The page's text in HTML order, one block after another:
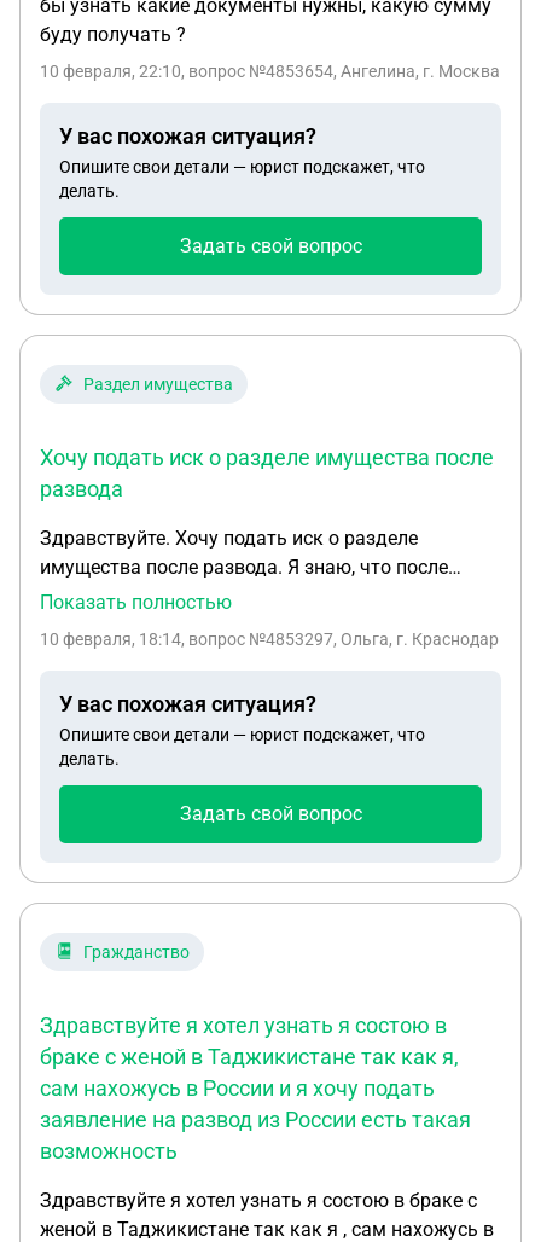
бы узнать какие документы нужны, какую сумму
буду получать ?
10 февраля, 22:10, вопрос №4853654, Ангелина, г. Москва
У вас похожая ситуация?
Опишите свои детали — юрист подскажет, что
делать.
Задать свой вопрос
Раздел имущества
Хочу подать иск о разделе имущества после
развода
Здравствуйте. Хочу подать иск о разделе
имущества после развода. Я знаю, что после
развода можно подать иск в течении 3 лет.
развод состоялся чуть более года назад. Можно
машину, которую муж продал после развода, то
есть на компенсацию суммы от продажи, к
сожалению не помню точно гос номер и дату
Показать полностью
10 февраля, 18:14, вопрос №4853297, Ольга, г. Краснодар
У вас похожая ситуация?
Опишите свои детали — юрист подскажет, что
делать.
Задать свой вопрос
Гражданство
Здравствуйте я хотел узнать я состою в
браке с женой в Таджикистане так как я,
сам нахожусь в России и я хочу подать
заявление на развод из России есть такая
возможность
Здравствуйте я хотел узнать я состою в браке с
женой в Таджикистане так как я , сам нахожусь в